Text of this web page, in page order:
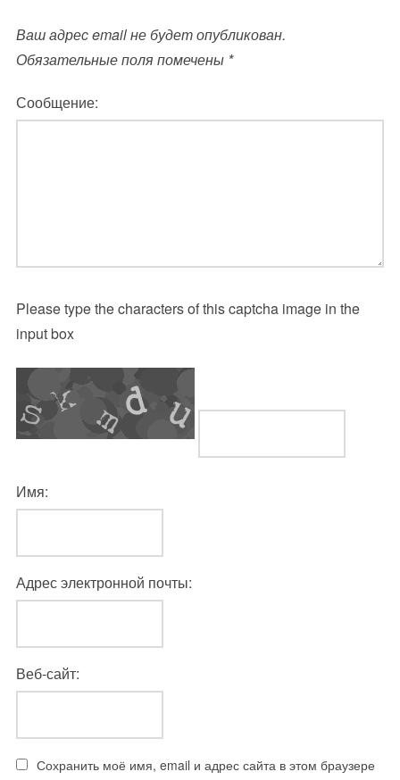
Ваш адрес email не будет опубликован.
Обязательные поля помечены *
Сообщение:
Please type the characters of this captcha image in the
input box
Имя:
Адрес электронной почты:
Веб-сайт:
Сохранить моё имя, email и адрес сайта в этом браузере